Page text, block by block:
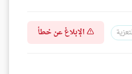
الإبلاغ عن خطأ